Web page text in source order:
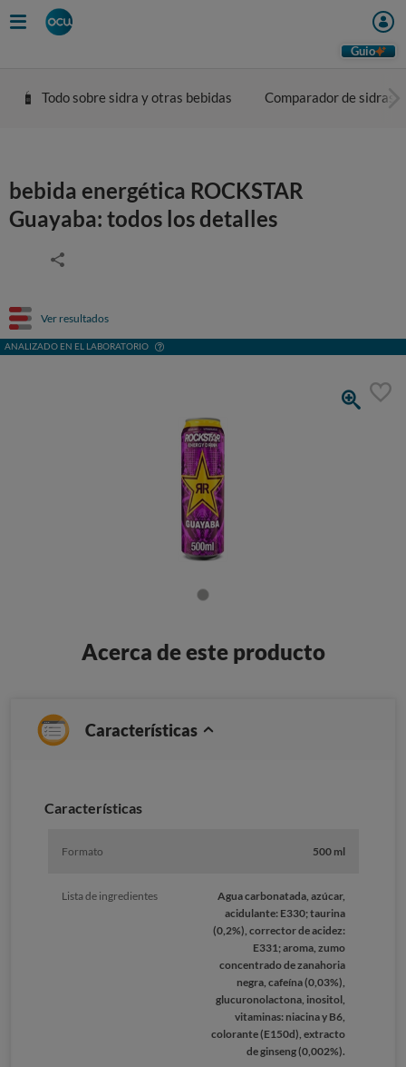
Guio
Todo sobre sidra y otras bebidas Comparador de sidras
bebida energética ROCKSTAR
Guayaba: todos los detalles
Ver resultados
ANALIZADO EN EL LABORATORIO
Acerca de este producto
Características
Caracterí­sticas
Formato 500 ml
Lista de ingredientes
Agua carbonatada, azúcar,
acidulante: E330; taurina
(0,2%), corrector de acidez:
E331; aroma, zumo
concentrado de zanahoria
negra, cafeína (0,03%),
glucuronolactona, inositol,
vitaminas: niacina y B6,
colorante (E150d), extracto
de ginseng (0,002%).